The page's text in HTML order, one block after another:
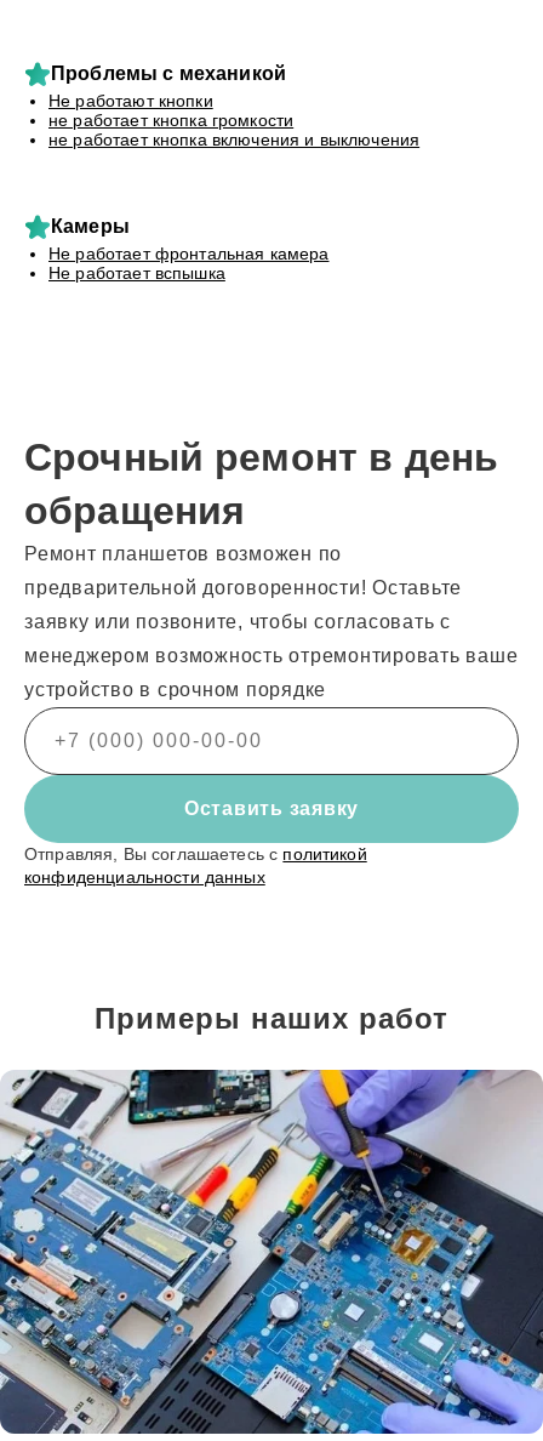
Проблемы с механикой
Не работают кнопки
не работает кнопка громкости
не работает кнопка включения и выключения
Камеры
Не работает фронтальная камера
Не работает вспышка
Срочный ремонт в день
обращения
Ремонт планшетов возможен по
предварительной договоренности! Оставьте
заявку или позвоните, чтобы согласовать с
менеджером возможность отремонтировать ваше
устройство в срочном порядке
Оставить заявку
Отправляя, Вы соглашаетесь с политикой
конфиденциальности данных
Примеры наших работ